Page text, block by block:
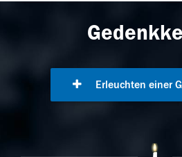
Erleuchten einer